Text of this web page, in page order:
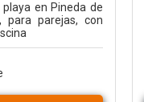
en Pineda de
para parejas, con